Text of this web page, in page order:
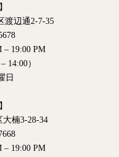
渡辺通2-7-35
19:00 PM
14:00）
日
大楠3-28-34
19:00 PM